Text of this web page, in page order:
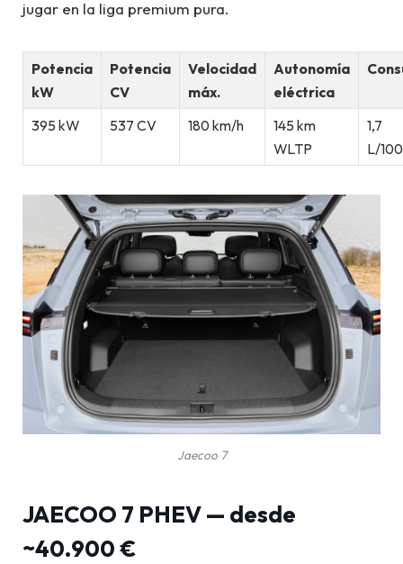
jugar en la liga premium pura.
Potencia
kW
Potencia
CV
Velocidad
máx.
Autonomía
eléctrica
395 kW 537 CV 180 km/h
145 km
WLTP
1,7
L/
Jaecoo 7
JAECOO 7 PHEV — desde
~40.900 €